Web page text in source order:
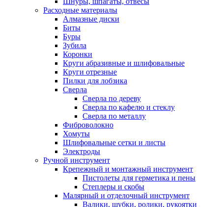
Расходные материалы
Алмазные диски
Биты
Буры
Зубила
Коронки
Круги абразивные и шлифовальные
Круги отрезные
Пилки для лобзика
Сверла
Сверла по дереву
Сверла по кафелю и стеклу
Сверла по металлу
Фиброволокно
Хомуты
Шлифовальные сетки и листы
Электроды
Ручной инструмент
Крепежный и монтажный инструмент
Пистолеты для герметика и пены
Степлеры и скобы
Малярный и отделочный инструмент
Валики, шубки, ролики, рукоятки